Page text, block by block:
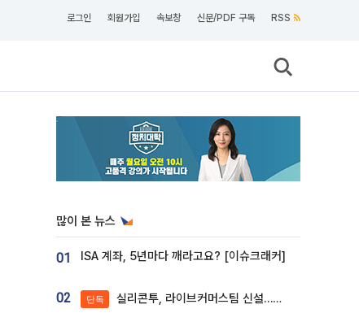
로그인 회원가입 속보창 신문/PDF 구독 RSS
많이 본 뉴스
01 ISA 계좌, 5년마다 깨라고요? [이슈크래커]
02 단독 실리콘투, 라이브커머스팀 신설…K뷰티 ‘글로벌 판매망’ 확대[K뷰티 라방戰]